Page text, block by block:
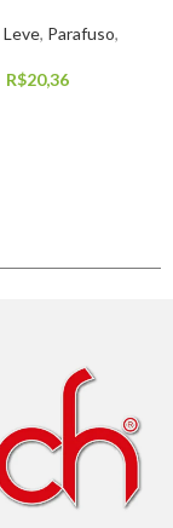
Leve, Parafuso,
R$20,36